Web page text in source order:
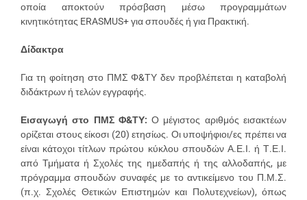
οποία αποκτούν πρόσβαση μέσω προγραμμάτων
κινητικότητας ERASMUS+ για σπουδές ή για Πρακτική.
Δίδακτρα
Για τη φοίτηση στο ΠΜΣ Φ&ΤΥ δεν προβλέπεται η καταβολή
διδάκτρων ή τελών εγγραφής.
Εισαγωγή στο ΠΜΣ Φ&ΤΥ: Ο μέγιστος αριθμός εισακτέων
ορίζεται στους είκοσι (20) ετησίως. Οι υποψήφιοι/ες πρέπει να
είναι κάτοχοι τίτλων πρώτου κύκλου σπουδών Α.Ε.Ι. ή Τ.Ε.Ι.
από Τμήματα ή Σχολές της ημεδαπής ή της αλλοδαπής, με
πρόγραμμα σπουδών συναφές με το αντικείμενο του Π.Μ.Σ.
(π.χ. Σχολές Θετικών Επιστημών και Πολυτεχνείων), όπως